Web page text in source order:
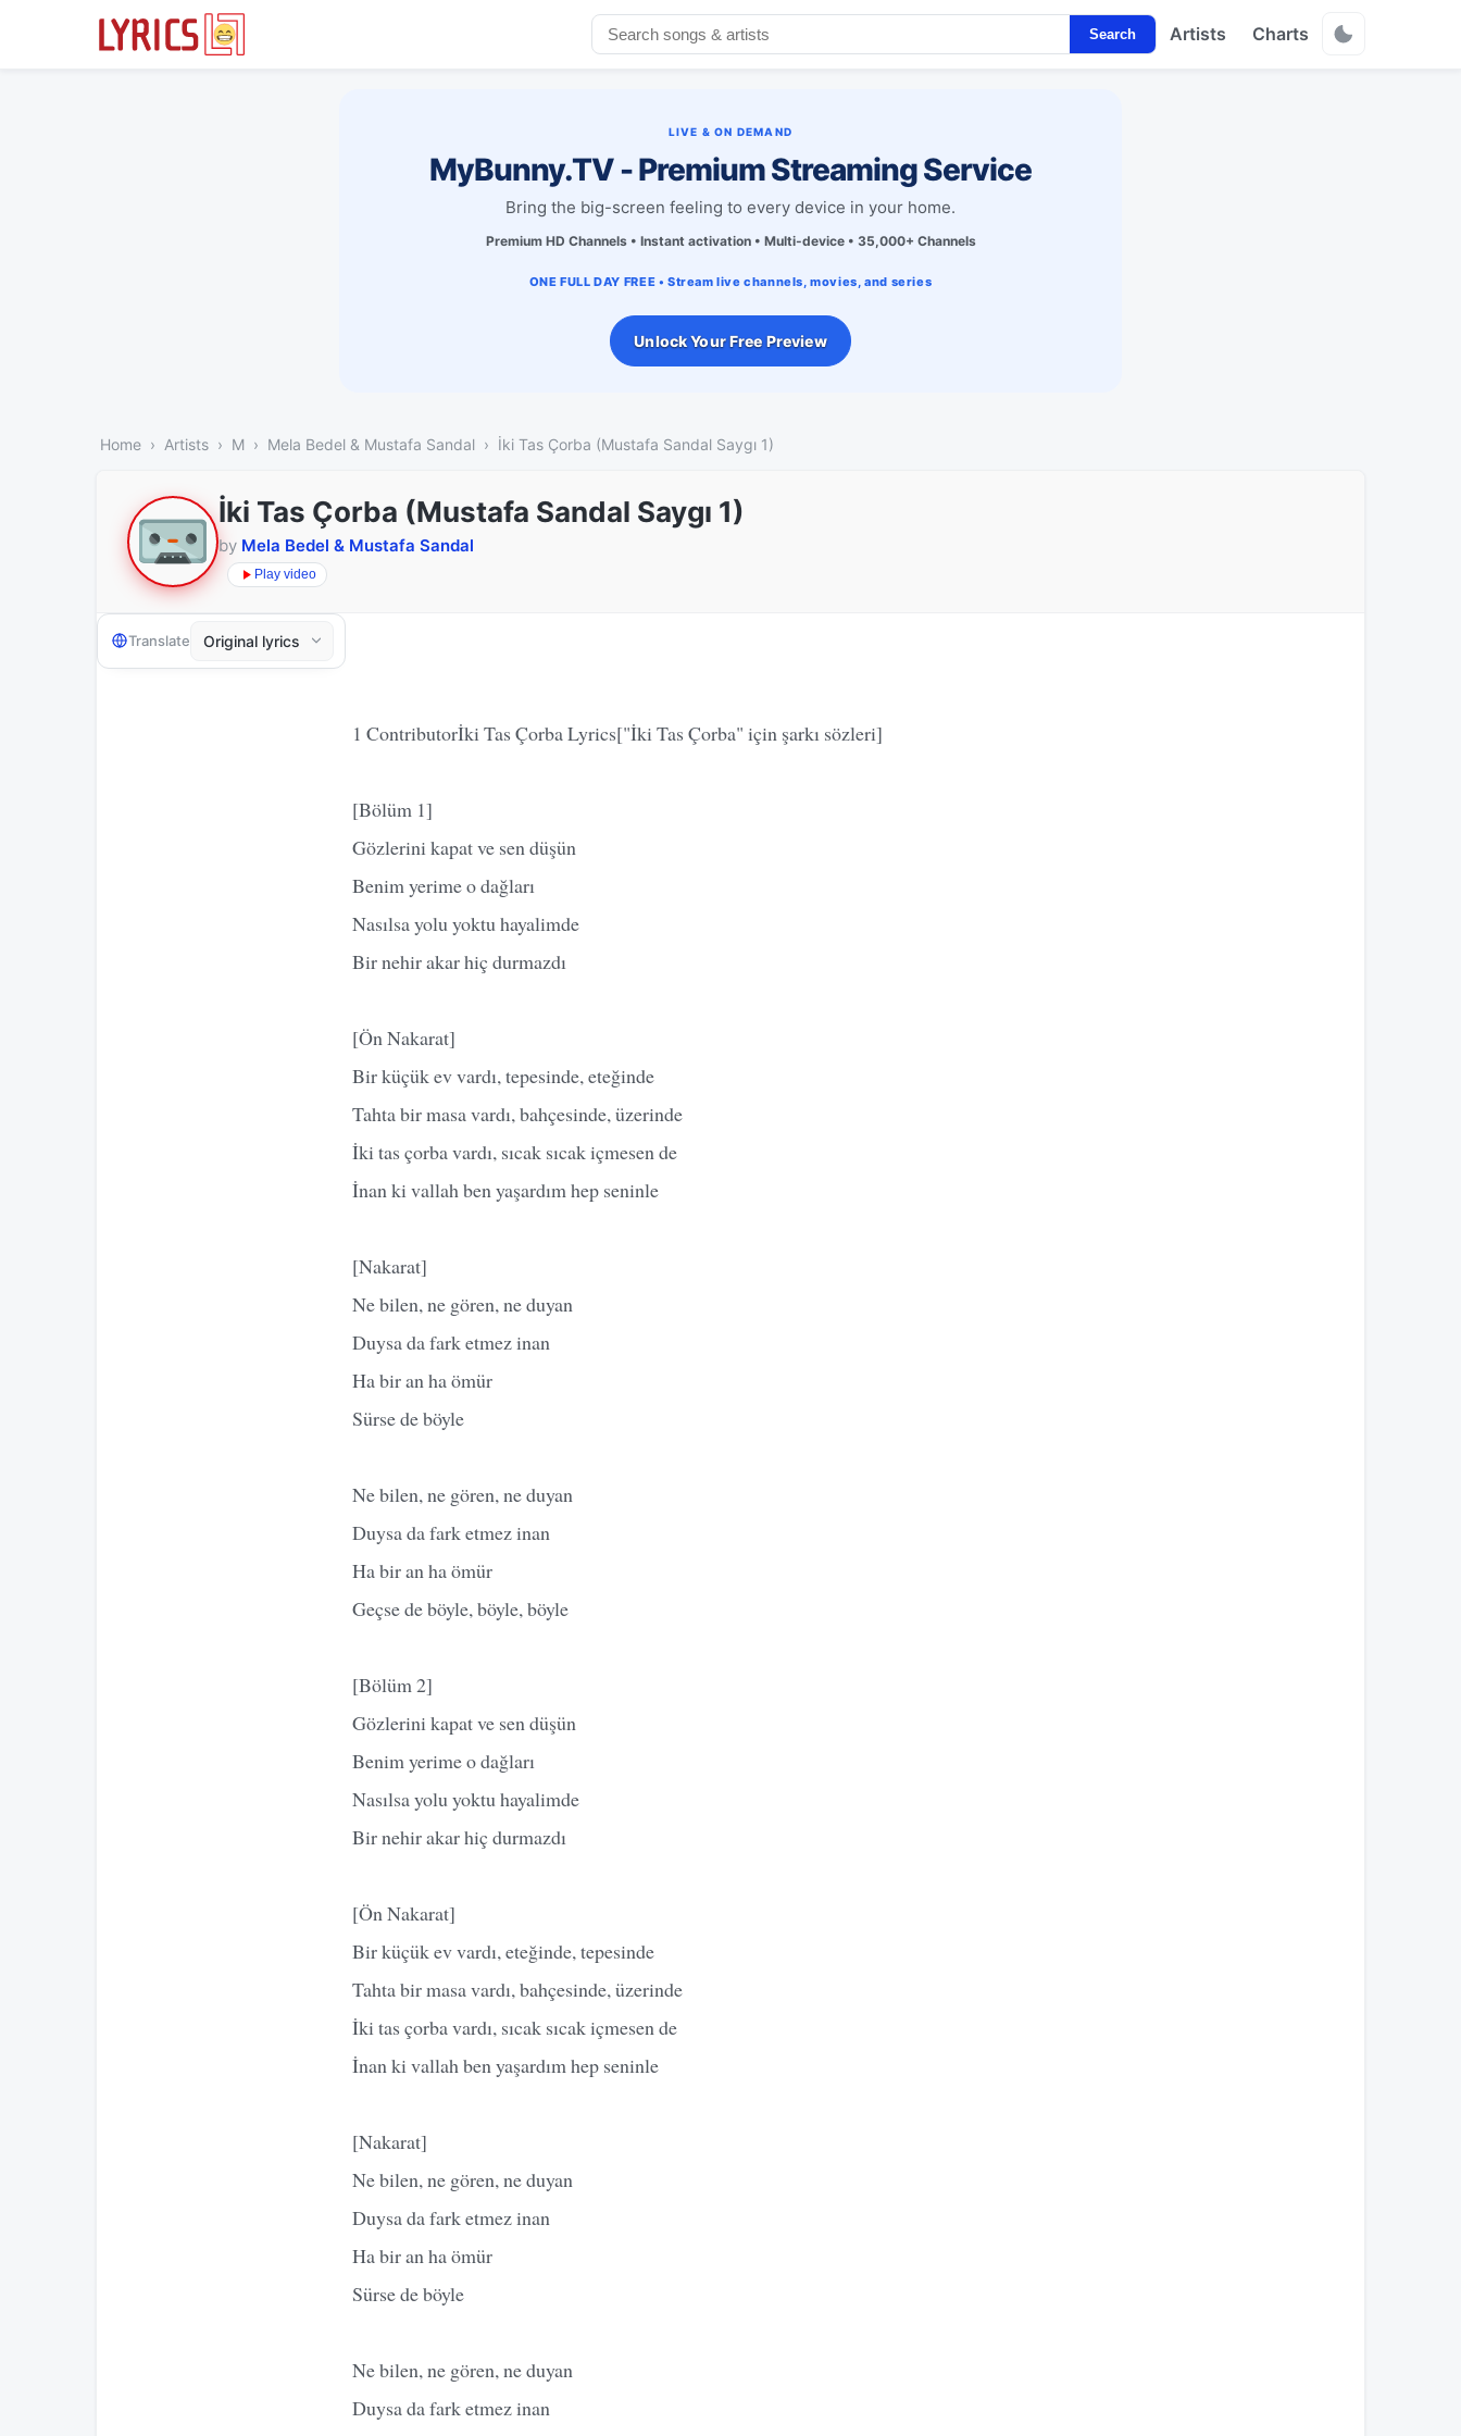
Search Artists Charts
LIVE & ON DEMAND
MyBunny.TV - Premium Streaming Service
Bring the big-screen feeling to every device in your home.
Premium HD Channels • Instant activation • Multi-device • 35,000+ Channels
ONE FULL DAY FREE • Stream live channels, movies, and series
Unlock Your Free Preview
Home Artists M Mela Bedel & Mustafa Sandal İki Tas Çorba (Mustafa Sandal Saygı 1)
İki Tas Çorba (Mustafa Sandal Saygı 1)
by Mela Bedel & Mustafa Sandal
Play video
Translate
1 Contributorİki Tas Çorba Lyrics["İki Tas Çorba" için şarkı sözleri]
[Bölüm 1]
Gözlerini kapat ve sen düşün
Benim yerime o dağları
Nasılsa yolu yoktu hayalimde
Bir nehir akar hiç durmazdı
[Ön Nakarat]
Bir küçük ev vardı, tepesinde, eteğinde
Tahta bir masa vardı, bahçesinde, üzerinde
İki tas çorba vardı, sıcak sıcak içmesen de
İnan ki vallah ben yaşardım hep seninle
[Nakarat]
Ne bilen, ne gören, ne duyan
Duysa da fark etmez inan
Ha bir an ha ömür
Sürse de böyle
Ne bilen, ne gören, ne duyan
Duysa da fark etmez inan
Ha bir an ha ömür
Geçse de böyle, böyle, böyle
[Bölüm 2]
Gözlerini kapat ve sen düşün
Benim yerime o dağları
Nasılsa yolu yoktu hayalimde
Bir nehir akar hiç durmazdı
[Ön Nakarat]
Bir küçük ev vardı, eteğinde, tepesinde
Tahta bir masa vardı, bahçesinde, üzerinde
İki tas çorba vardı, sıcak sıcak içmesen de
İnan ki vallah ben yaşardım hep seninle
[Nakarat]
Ne bilen, ne gören, ne duyan
Duysa da fark etmez inan
Ha bir an ha ömür
Sürse de böyle
Ne bilen, ne gören, ne duyan
Duysa da fark etmez inan